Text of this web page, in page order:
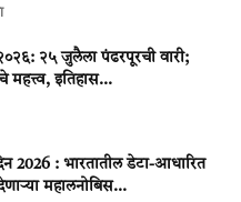
२५ जुलैला पंढरपूरची वारी;
महत्त्व, इतिहास...
दिन 2026 : भारतातील डेटा-आधारित
महालनोबिस...